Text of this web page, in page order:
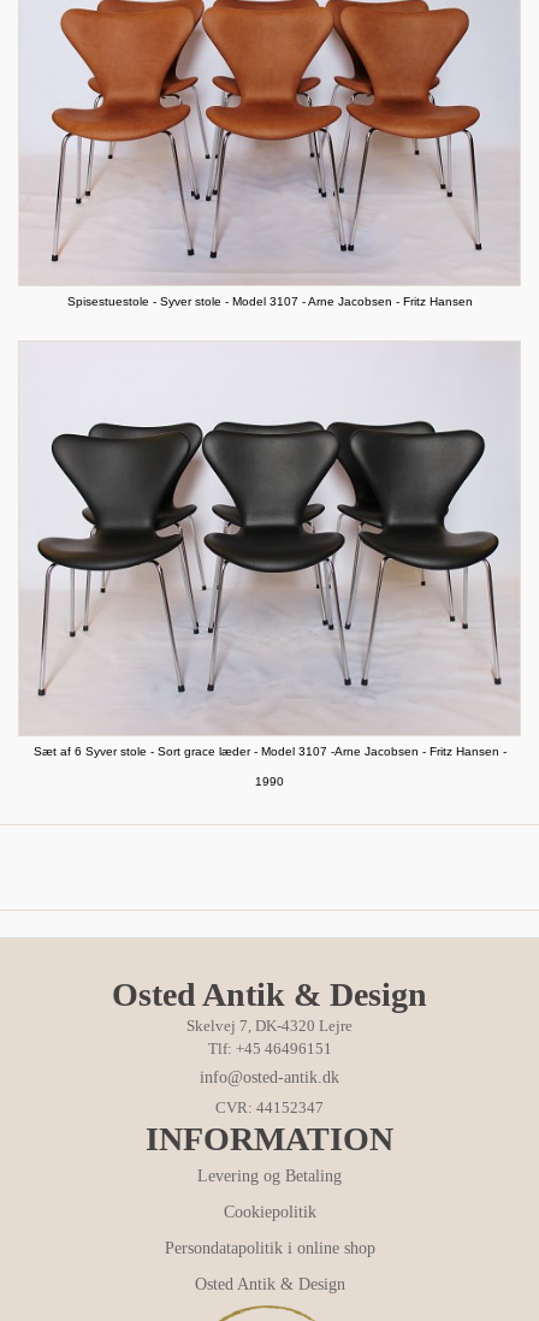
Spisestuestole - Syver stole - Model 3107 - Arne Jacobsen - Fritz Hansen
Sæt af 6 Syver stole - Sort grace læder - Model 3107 -Arne Jacobsen - Fritz Hansen -
1990
Osted Antik & Design
Skelvej 7, DK-4320 Lejre
Tlf: +45 46496151
info@osted-antik.dk
CVR: 44152347
INFORMATION
Levering og Betaling
Cookiepolitik
Persondatapolitik i online shop
Osted Antik & Design